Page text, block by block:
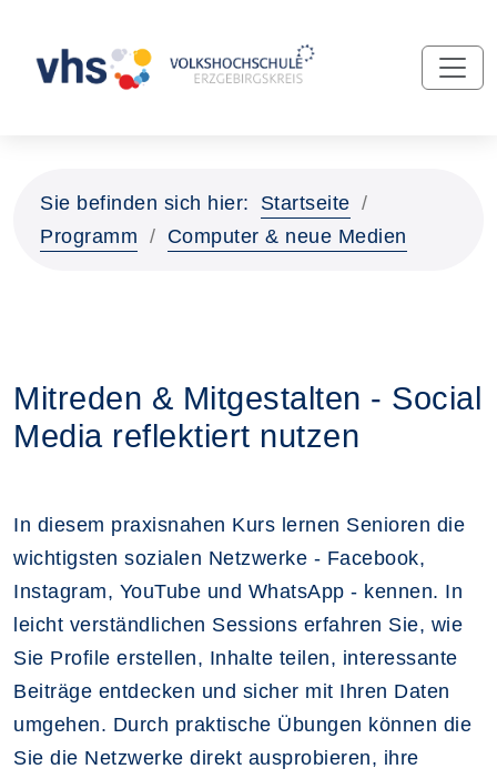
Sie befinden sich hier:
Startseite
Programm
Computer & neue Medien
Mitreden & Mitgestalten - Social
Media reflektiert nutzen
In diesem praxisnahen Kurs lernen Senioren die
wichtigsten sozialen Netzwerke - Facebook,
Instagram, YouTube und WhatsApp - kennen. In
leicht verständlichen Sessions erfahren Sie, wie
Sie Profile erstellen, Inhalte teilen, interessante
Beiträge entdecken und sicher mit Ihren Daten
umgehen. Durch praktische Übungen können die
Sie die Netzwerke direkt ausprobieren, ihre